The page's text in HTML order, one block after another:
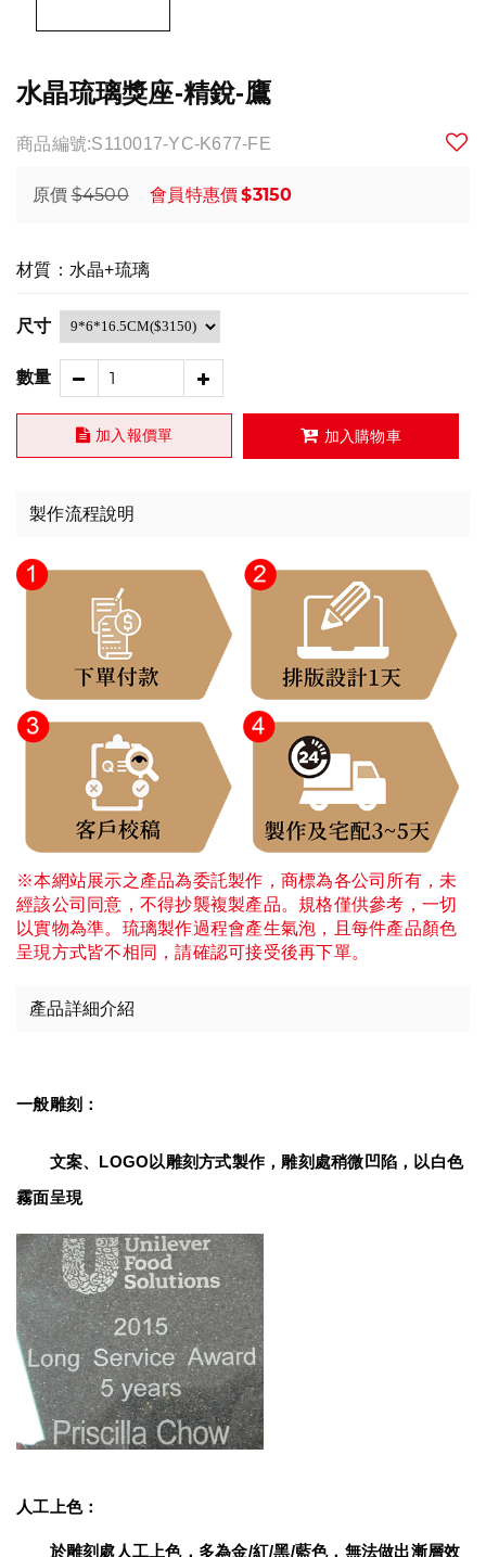
水晶琉璃獎座-精銳-鷹
商品編號:S110017-YC-K677-FE
原價 $4500 會員特惠價$3150
材質：水晶+琉璃
尺寸
數量
加入報價單 加入購物車
製作流程說明
※本網站展示之產品為委託製作，商標為各公司所有，未
經該公司同意，不得抄襲複製產品。規格僅供參考，一切
以實物為準。琉璃製作過程會產生氣泡，且每件產品顏色
呈現方式皆不相同，請確認可接受後再下單。
產品詳細介紹
一般雕刻：
文案、LOGO以雕刻方式製作，雕刻處稍微凹陷，以白色
霧面呈現
人工上色：
於雕刻處人工上色，多為金/紅/黑/藍色，無法做出漸層效